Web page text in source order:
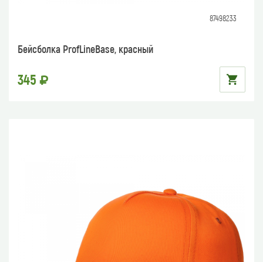
87498233
Бейсболка ProfLineBase, красный
345